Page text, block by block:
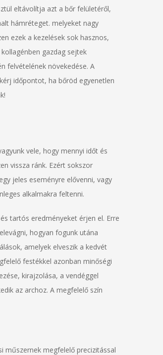
eltávolítja azt a bőr felületéről,
hámréteget. melyeket nagy
ezek a kezelések sok hasznos,
gazdag sejtek
felvételének növekedése. A
időpontot, ha bőröd egyenetlen
vele, hogy mennyi időt és
vissza ránk. Ezért sokszor
jeles eseményre elővenni, vagy
alkalmakra feltenni.
tartós eredményeket érjen el. Erre
hogyan fogunk utána
amelyek elveszik a kedvét
festékkel azonban minőségi
kirajzolása, a vendéggel
az archoz. A megfelelő szín
műszernek megfelelő precizitással